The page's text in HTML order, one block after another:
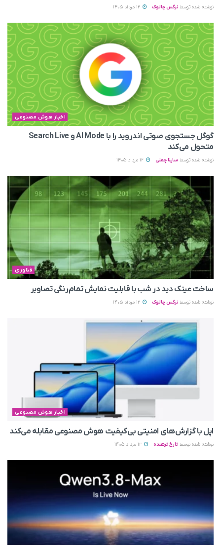
نوشته شده توسط نرگس چالوک
اخبار هوش مصنوعی
گوگل جستجوی صوتی اندروید را با AI Mode و Search Live
متحول می‌کند
نوشته شده توسط ساینا چمنی
فناوری
ساخت عینک دید در شب با قابلیت نمایش تمام‌رنگی تصاویر
نوشته شده توسط نرگس چالوک
اخبار هوش مصنوعی
اپل با گزارش‌های امنیتی بی‌کیفیت هوش مصنوعی مقابله می‌کند
نوشته شده توسط تارخ ترهنده